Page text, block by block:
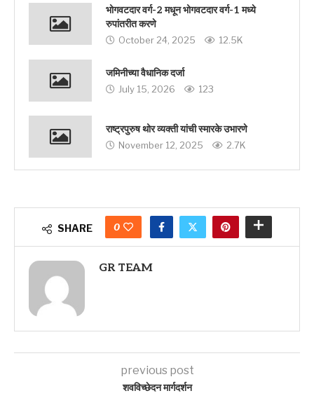
भोगवटदार वर्ग-2 मधून भोगवटदार वर्ग-1 मध्ये
रुपांतरीत करणे
October 24, 2025 12.5K
जमिनीच्या वैधानिक दर्जा
July 15, 2026 123
राष्ट्रपुरुष थोर व्यक्ती यांची स्मारके उभारणे
November 12, 2025 2.7K
SHARE 0
GR TEAM
previous post
शवविच्छेदन मार्गदर्शन